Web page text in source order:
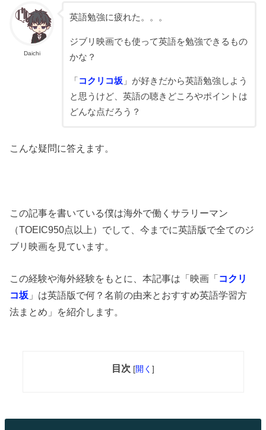
Daichi
英語勉強に疲れた。。。
ジブリ映画でも使って英語を勉強できるもの
かな？
「 コクリコ坂 」が好きだから英語勉強しよう
と思うけど、英語の聴きどころやポイントは
どんな点だろう？
こんな疑問に答えます。
この記事を書いている僕は海外で働くサラリーマン
（TOEIC950点以上）でして、今までに英語版で全てのジ
ブリ映画を見ています。
この経験や海外経験をもとに、本記事は「映画「コクリ
コ坂 」は英語版で何？名前の由来とおすすめ英語学習方
法まとめ」を紹介します。
目次 [開く ]